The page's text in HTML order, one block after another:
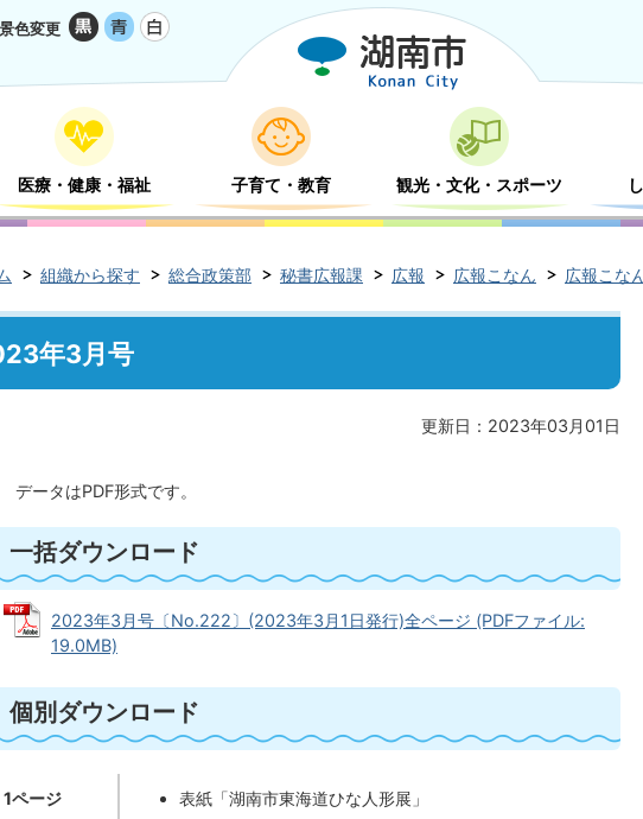
色変更
医療・健康・福祉 子育て・教育 観光・文化・スポーツ
組織から探す 総合政策部 秘書広報課 広報 広報こなん 広報こな
年3月号
更新日：2023年03月01日
データはPDF形式です。
一括ダウンロード
2023年3月号〔No.222〕(2023年3月1日発行)全ページ (PDFファイル:
19.0MB)
個別ダウンロード
1ページ
表紙「湖南市東海道ひな人形展」